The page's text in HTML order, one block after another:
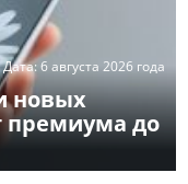
новых
премиума до
Дата:6 августа 2026 года